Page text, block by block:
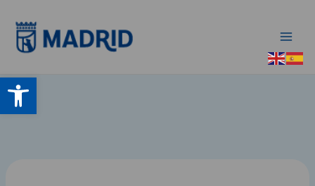
Abrir barra de herramientas
contenido